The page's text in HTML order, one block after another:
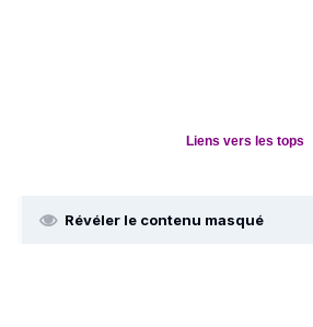
Liens vers les tops
Révéler le contenu masqué